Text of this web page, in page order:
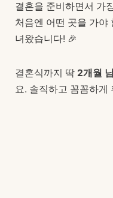
결혼을 준비하면서 가
처음엔 어떤 곳을 가야
녀왔습니다! 🎉
결혼식까지 딱 2개월
요. 솔직하고 꼼꼼하게